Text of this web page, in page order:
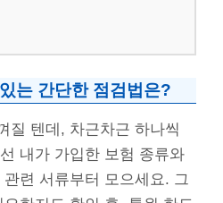
는 간단한 점검법은?
질 텐데, 차근차근 하나씩
내가 가입한 보험 종류와
련 서류부터 모으세요. 그